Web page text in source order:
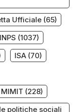
Ufficiale(65)
INPS (1037)
ISA(70)
MIMIT (228)
politiche sociali